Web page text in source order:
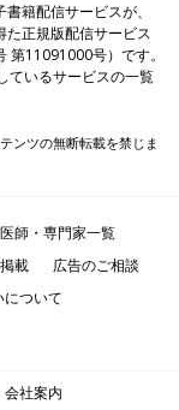
籍配信サービスが、
た正規版配信サービス
第11091000号）です。
ているサービスの一覧
ンツの無断転載を禁じま
医師・専門家一覧
載
広告のご相談
ついて
会社案内